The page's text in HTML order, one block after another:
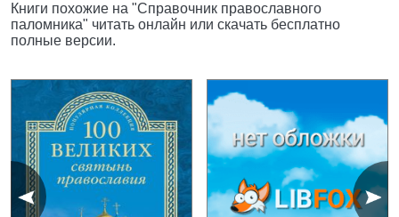
Книги похожие на "Справочник православного
паломника" читать онлайн или скачать бесплатно
полные версии.